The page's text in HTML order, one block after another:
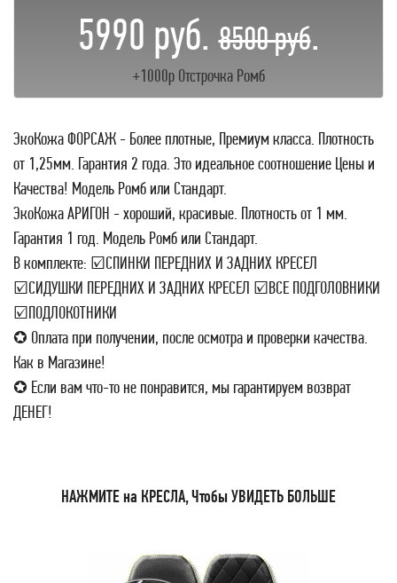
5990 руб.8500 руб.
+1000р Отстрочка Ромб
ЭкоКожа ФОРСАЖ - Более плотные, Премиум класса. Плотность
от 1,25мм. Гарантия 2 года. Это идеальное соотношение Цены и
Качества! Модель Ромб или Стандарт.
ЭкоКожа АРИГОН - хороший, красивые. Плотность от 1 мм.
Гарантия 1 год. Модель Ромб или Стандарт.
В комплекте: ☑СПИНКИ ПЕРЕДНИХ И ЗАДНИХ КРЕСЕЛ
☑СИДУШКИ ПЕРЕДНИХ И ЗАДНИХ КРЕСЕЛ ☑ВСЕ ПОДГОЛОВНИКИ
☑ПОДЛОКОТНИКИ
✪ Оплата при получении, после осмотра и проверки качества.
Как в Магазине!
✪ Если вам что-то не понравится, мы гарантируем возврат
ДЕНЕГ!
НАЖМИТЕ на КРЕСЛА, Чтобы УВИДЕТЬ БОЛЬШЕ